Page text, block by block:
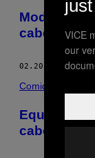
Moda:
cabeza es
02.20.15 POR
Comida
Equilibrar
cabeza es
VICE
our